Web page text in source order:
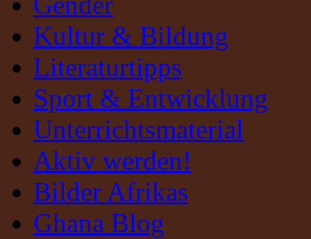
Kultur & Bildung
Literaturtipps
Sport & Entwicklung
Unterrichtsmaterial
Aktiv werden!
Bilder Afrikas
Ghana Blog